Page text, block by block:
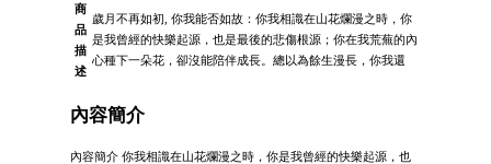
商
品
描
述
歲月不再如初, 你我能否如故：你我相識在山花爛漫之時，你
是我曾經的快樂起源，也是最後的悲傷根源；你在我荒蕪的內
心種下一朵花，卻沒能陪伴成長。總以為餘生漫長，你我還
內容簡介
內容簡介 你我相識在山花爛漫之時，你是我曾經的快樂起源，也